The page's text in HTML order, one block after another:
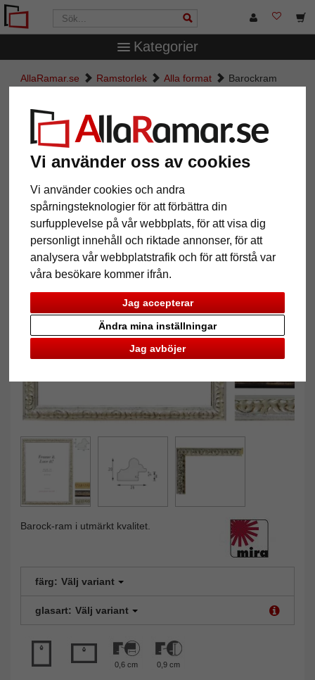
Vi använder oss av cookies
Vi använder cookies och andra
spårningsteknologier för att förbättra din
surfupplevelse på vår webbplats, för att visa dig
personligt innehåll och riktade annonser, för att
analysera vår webbplatstrafik och för att förstå var
våra besökare kommer ifrån.
Jag accepterar
Jag avböjer
Ändra mina inställningar
Kategorier
AllaRamar.se Ramstorlek Alla format
Barockram
Barockram Rémelfing efter mått
Tillbaka
Barock-ram i utmärkt kvalitet.
färg: Välj variant
glasart: Välj variant
0,6 cm 0,9 cm